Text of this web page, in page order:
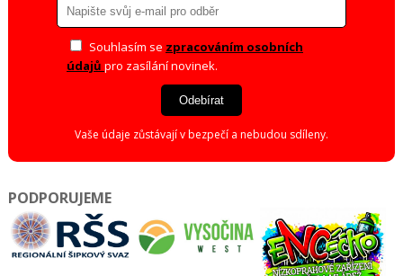
Souhlasím se zpracováním osobních
údajů pro zasílání novinek.
Odebírat
Vaše údaje zůstávají v bezpečí a nebudou sdíleny.
PODPORUJEME